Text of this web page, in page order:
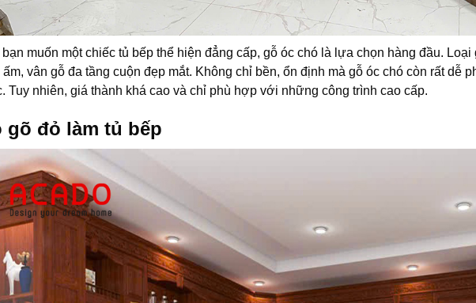
muốn một chiếc tủ bếp thể hiện đẳng cấp, gỗ óc chó là lựa chọn hàng đầu.
ấm, vân gỗ đa tầng cuộn đẹp mắt. Không chỉ bền, ổn định mà gỗ óc chó còn rất dễ
Tuy nhiên, giá thành khá cao và chỉ phù hợp với những công trình cao cấp.
gõ đỏ làm tủ bếp